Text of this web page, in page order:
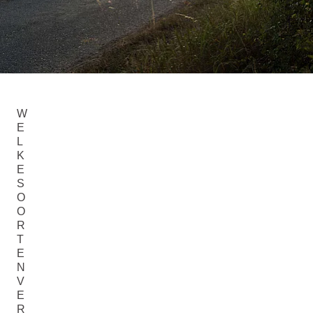
W
E
L
K
E
S
O
O
R
T
E
N
V
E
R